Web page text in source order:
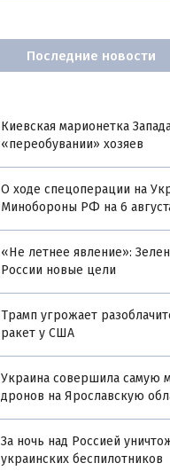
Последние новости
Киевская марионетка
«переобувании» хозяев
О ходе спецоперации на
Минобороны РФ на 6
«Не летнее явление»:
России новые цели
Трамп угрожает
ракет у США
Украина совершила самую
дронов на Ярославскую
За ночь над Россией
украинских беспилотников